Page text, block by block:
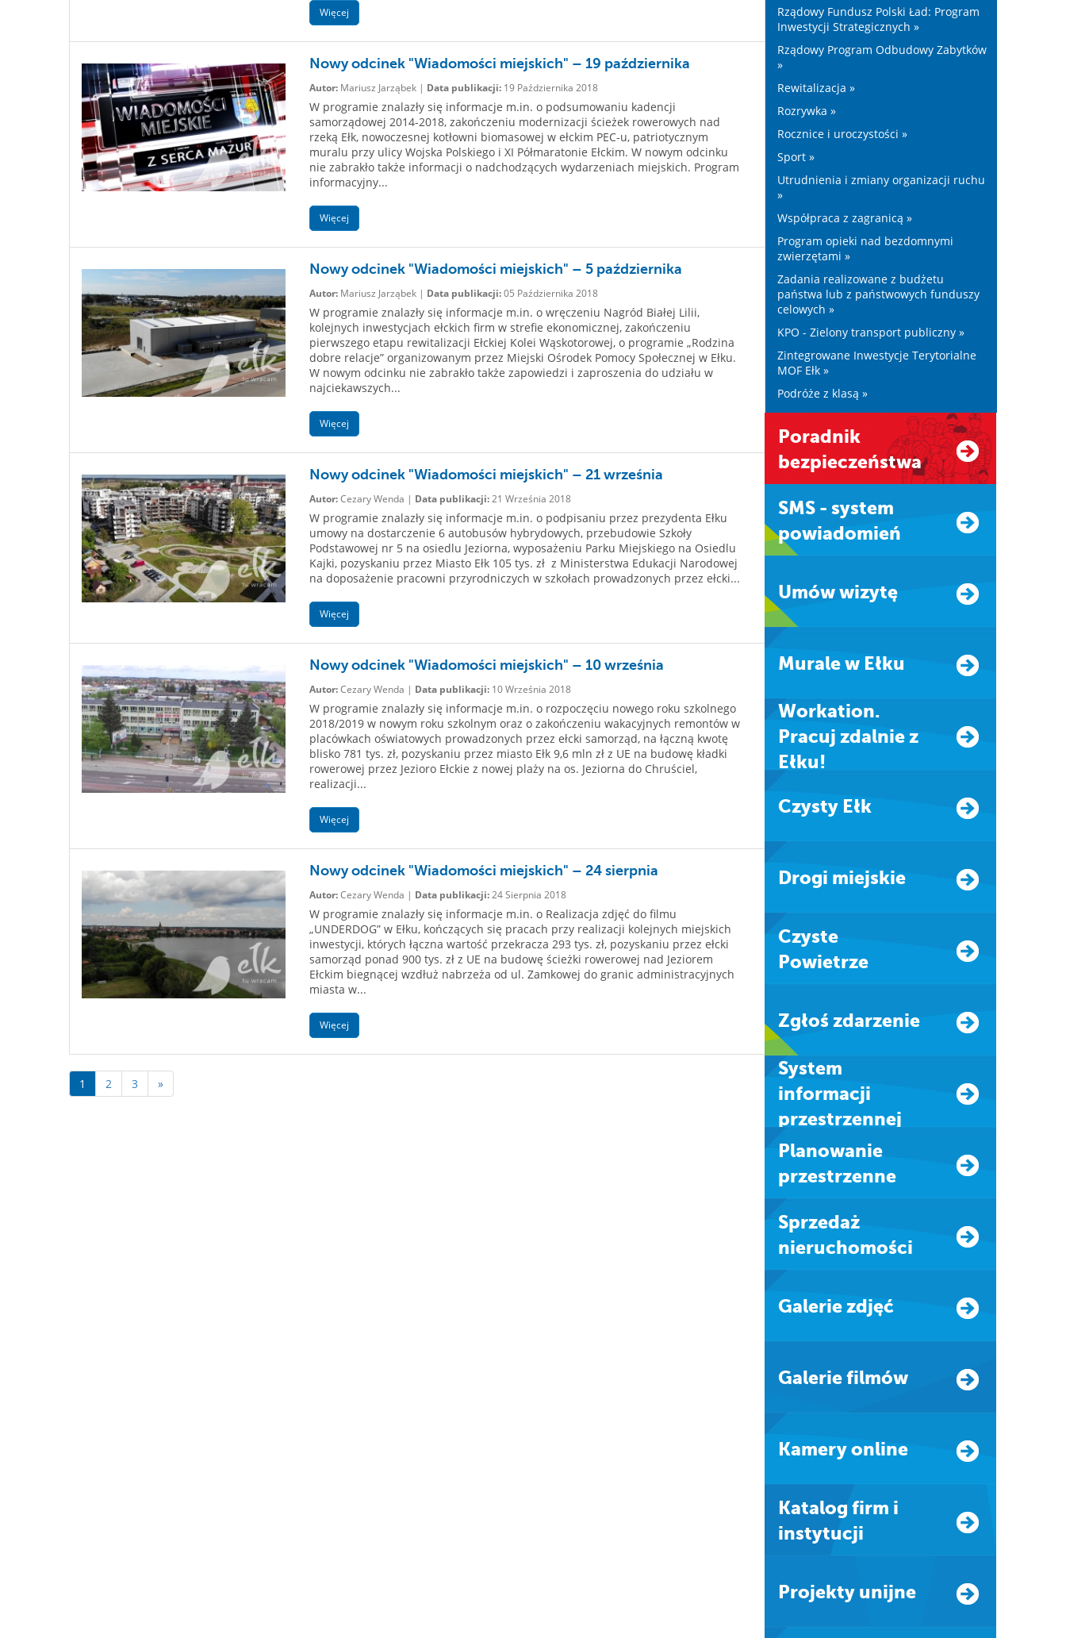
Więcej
Nowy odcinek "Wiadomości miejskich" – 19 października
Autor:Mariusz Jarząbek | Data publikacji:19 Października 2018
W programie znalazły się informacje m.in. o podsumowaniu kadencji
samorządowej 2014-2018, zakończeniu modernizacji ścieżek rowerowych nad
rzeką Ełk, nowoczesnej kotłowni biomasowej w ełckim PEC-u, patriotycznym
muralu przy ulicy Wojska Polskiego i XI Półmaratonie Ełckim. W nowym odcinku
nie zabrakło także informacji o nadchodzących wydarzeniach miejskich. Program
informacyjny...
Więcej
Nowy odcinek "Wiadomości miejskich" – 5 października
Autor:Mariusz Jarząbek | Data publikacji:05 Października 2018
W programie znalazły się informacje m.in. o wręczeniu Nagród Białej Lilii,
kolejnych inwestycjach ełckich firm w strefie ekonomicznej, zakończeniu
pierwszego etapu rewitalizacji Ełckiej Kolei Wąskotorowej, o programie „Rodzina
dobre relacje” organizowanym przez Miejski Ośrodek Pomocy Społecznej w Ełku.
W nowym odcinku nie zabrakło także zapowiedzi i zaproszenia do udziału w
najciekawszych...
Więcej
Nowy odcinek "Wiadomości miejskich" – 21 września
Autor:Cezary Wenda | Data publikacji:21 Września 2018
W programie znalazły się informacje m.in. o podpisaniu przez prezydenta Ełku
umowy na dostarczenie 6 autobusów hybrydowych, przebudowie Szkoły
Podstawowej nr 5 na osiedlu Jeziorna, wyposażeniu Parku Miejskiego na Osiedlu
Kajki, pozyskaniu przez Miasto Ełk 105 tys. zł z Ministerstwa Edukacji Narodowej
na doposażenie pracowni przyrodniczych w szkołach prowadzonych przez ełcki...
Więcej
Nowy odcinek "Wiadomości miejskich" – 10 września
Autor:Cezary Wenda | Data publikacji:10 Września 2018
W programie znalazły się informacje m.in. o rozpoczęciu nowego roku szkolnego
2018/2019 w nowym roku szkolnym oraz o zakończeniu wakacyjnych remontów w
placówkach oświatowych prowadzonych przez ełcki samorząd, na łączną kwotę
blisko 781 tys. zł, pozyskaniu przez miasto Ełk 9,6 mln zł z UE na budowę kładki
rowerowej przez Jezioro Ełckie z nowej plaży na os. Jeziorna do Chruściel,
realizacji...
Więcej
Nowy odcinek "Wiadomości miejskich" – 24 sierpnia
Autor:Cezary Wenda | Data publikacji:24 Sierpnia 2018
W programie znalazły się informacje m.in. o Realizacja zdjęć do filmu
„UNDERDOG” w Ełku, kończących się pracach przy realizacji kolejnych miejskich
inwestycji, których łączna wartość przekracza 293 tys. zł, pozyskaniu przez ełcki
samorząd ponad 900 tys. zł z UE na budowę ścieżki rowerowej nad Jeziorem
Ełckim biegnącej wzdłuż nabrzeża od ul. Zamkowej do granic administracyjnych
miasta w...
Więcej
1 2 3 »
Rządowy Fundusz Polski Ład: Program
Inwestycji Strategicznych »
Rządowy Program Odbudowy Zabytków
»
Rewitalizacja »
Rozrywka »
Rocznice i uroczystości »
Sport »
Utrudnienia i zmiany organizacji ruchu
»
Współpraca z zagranicą »
Program opieki nad bezdomnymi
zwierzętami »
Zadania realizowane z budżetu
państwa lub z państwowych funduszy
celowych »
KPO - Zielony transport publiczny »
Zintegrowane Inwestycje Terytorialne
MOF Ełk »
Podróże z klasą »
Poradnik
bezpieczeństwa
SMS - system
powiadomień
Umów wizytę
Murale w Ełku
Workation.
Pracuj zdalnie z
Ełku!
Czysty Ełk
Drogi miejskie
Czyste
Powietrze
Zgłoś zdarzenie
system
informacji
przestrzennej
Planowanie
przestrzenne
Sprzedaż
nieruchomości
Galerie zdjęć
Galerie filmów
Kamery online
Katalog firm i
instytucji
Projekty unijne